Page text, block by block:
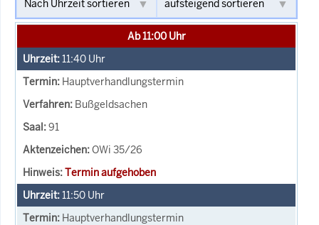
Ab 11:00 Uhr
11:40 Uhr
Hauptverhandlungstermin
Bußgeldsachen
91
OWi 35/26
Termin aufgehoben
11:50 Uhr
Hauptverhandlungstermin